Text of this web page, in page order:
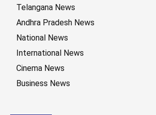
Telangana News
Andhra Pradesh News
National News
International News
Cinema News
Business News